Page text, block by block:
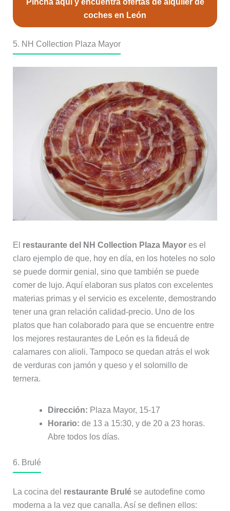
Pincha aquí y encuentra ofertas de alquiler de
coches en León
5. NH Collection Plaza Mayor
El restaurante del NH Collection Plaza Mayores el
claro ejemplo de que, hoy en día, en los hoteles no solo
se puede dormir genial, sino que también se puede
comer de lujo. Aquí elaboran sus platos con excelentes
materias primas y el servicio es excelente, demostrando
tener una gran relación calidad-precio. Uno de los
platos que han colaborado para que se encuentre entre
los mejores restaurantes de León es la fideuá de
calamares con alioli. Tampoco se quedan atrás el wok
de verduras con jamón y queso y el solomillo de
ternera.
Dirección: Plaza Mayor, 15-17
Horario: de 13 a 15:30, y de 20 a 23 horas.
Abre todos los días.
6. Brulé
La cocina del restaurante Brulése autodefine como
moderna a la vez que canalla. Así se definen ellos: